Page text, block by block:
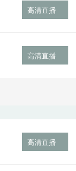
高清直播
高清直播
高清直播